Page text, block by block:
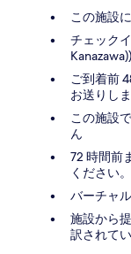
この施設
チェック
ご到着前
お送りし
この施設
ん
72 時間前
ください
バーチャ
施設から
訳されて